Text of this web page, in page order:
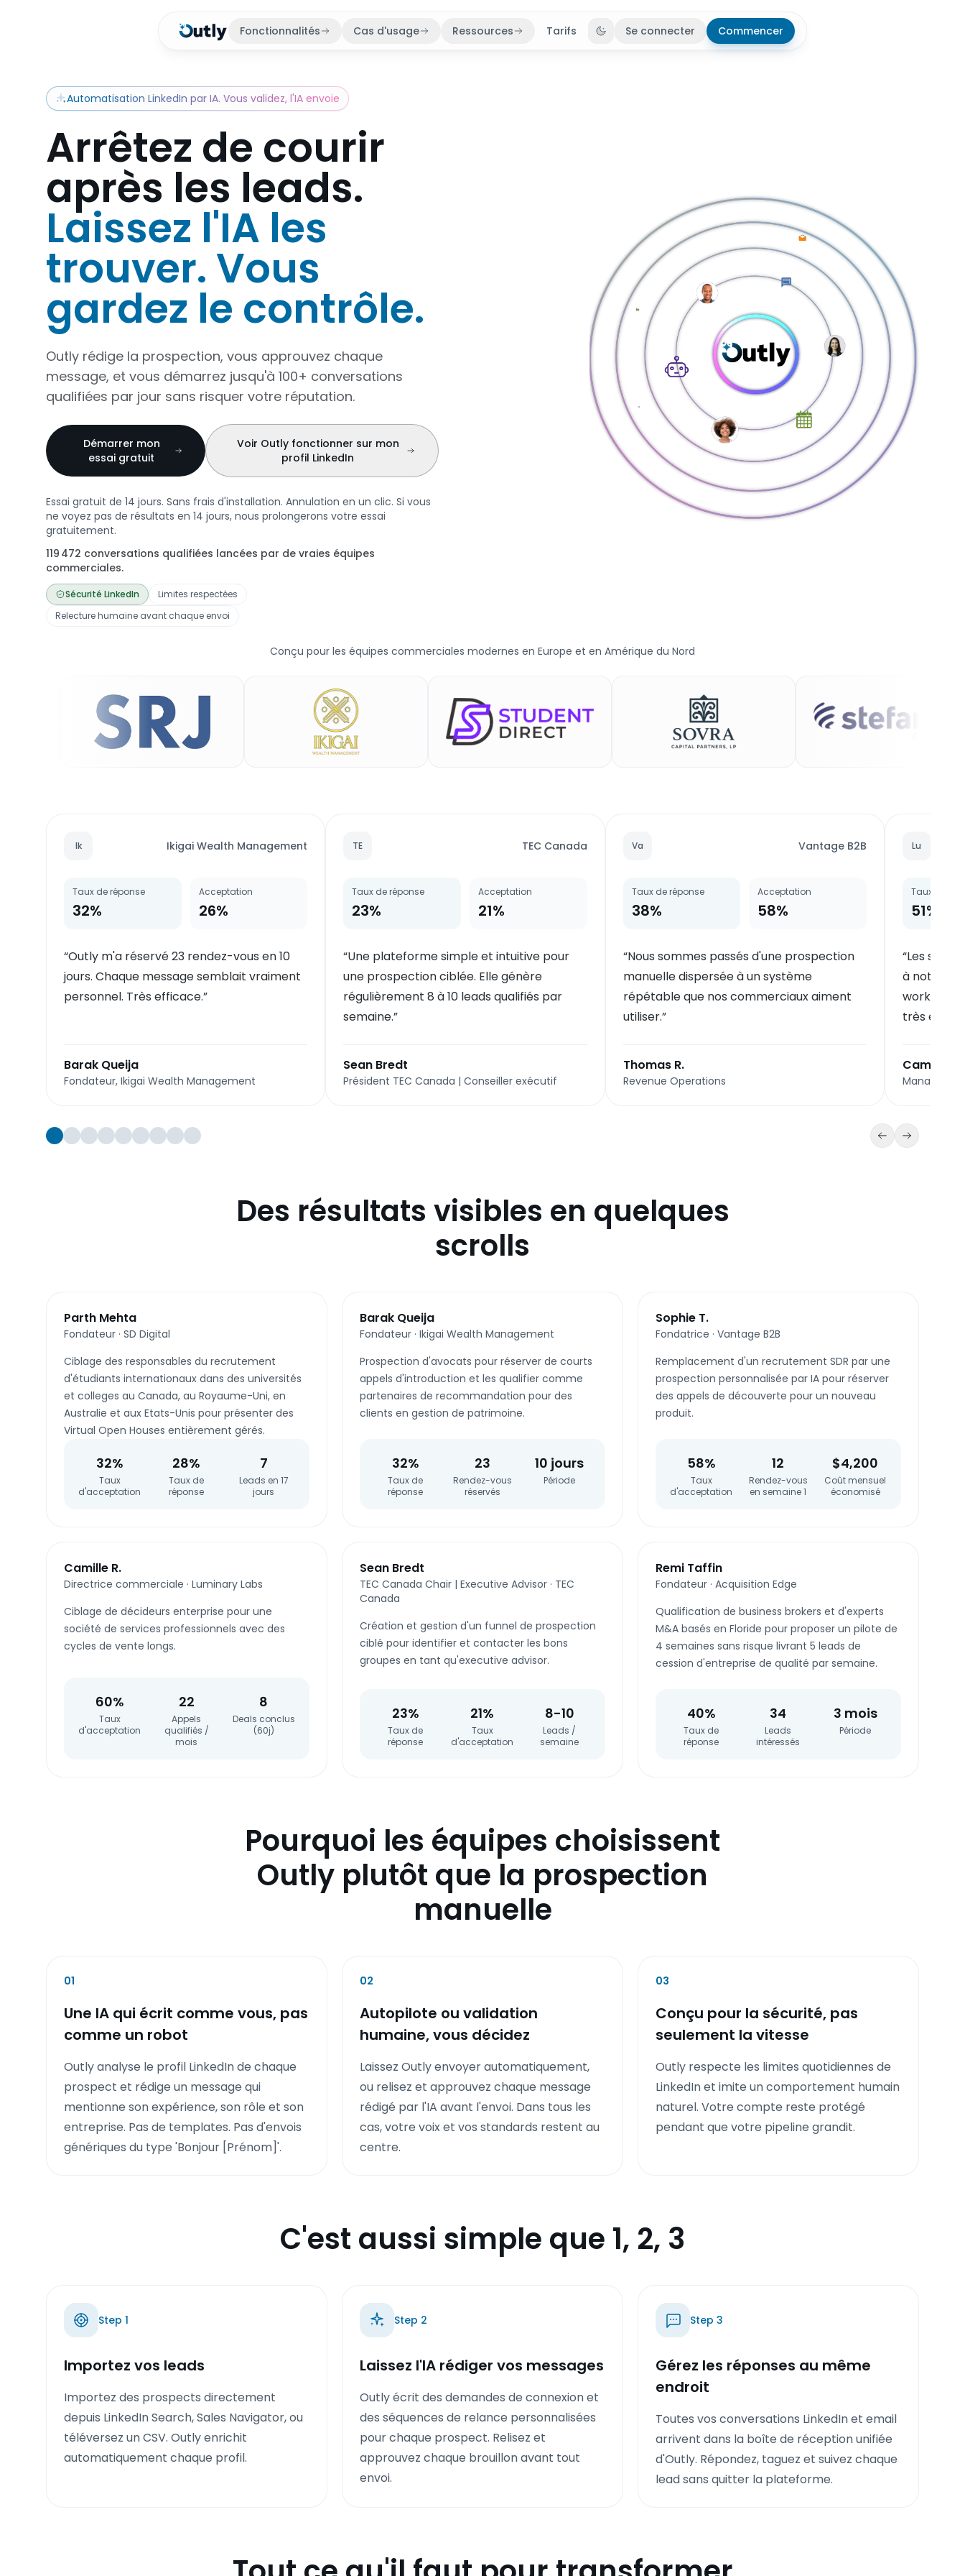
Fonctionnalités Cas d'usage Ressources Tarifs Basculer le thème
Se connecter Commencer
Automatisation LinkedIn par IA. Vous validez, l'IA envoie
Arrêtez de courir
après les leads.
Laissez l'IA les
trouver. Vous
gardez le contrôle.
Outly rédige la prospection, vous approuvez chaque
message, et vous démarrez jusqu'à 100+ conversations
qualifiées par jour sans risquer votre réputation.
Démarrer mon
essai gratuit
Voir Outly fonctionner sur mon
profil LinkedIn
Essai gratuit de 14 jours. Sans frais d'installation. Annulation en un clic. Si vous
ne voyez pas de résultats en 14 jours, nous prolongerons votre essai
gratuitement.
119 472 conversations qualifiées lancées par de vraies équipes
commerciales.
Sécurité LinkedIn
Limites respectées
Relecture humaine avant chaque envoi
Conçu pour les équipes commerciales modernes en Europe et en Amérique du Nord
Ik Ikigai Wealth Management
Taux de réponse
32%
Acceptation
26%
“Outly m'a réservé 23 rendez-vous en 10
jours. Chaque message semblait vraiment
personnel. Très efficace.”
Barak Queija
Fondateur, Ikigai Wealth Management
TE TEC Canada
Taux de réponse
23%
Acceptation
21%
“Une plateforme simple et intuitive pour
une prospection ciblée. Elle génère
régulièrement 8 à 10 leads qualifiés par
semaine.”
Sean Bredt
Président TEC Canada | Conseiller exécutif
Va Vantage B2B
Taux de réponse
38%
Acceptation
58%
“Nous sommes passés d'une prospection
manuelle dispersée à un système
répétable que nos commerciaux aiment
utiliser.”
Thomas R.
Revenue Operations
Lu
Taux de
51%
“Les
à notre
workflow
très
Camille D.
Managing
Des résultats visibles en quelques
scrolls
Parth Mehta
Fondateur · SD Digital
Ciblage des responsables du recrutement
d'étudiants internationaux dans des universités
et colleges au Canada, au Royaume-Uni, en
Australie et aux Etats-Unis pour présenter des
Virtual Open Houses entièrement gérés.
32%
Taux
d'acceptation
28%
Taux de
réponse
7
Leads en 17
jours
Barak Queija
Fondateur · Ikigai Wealth Management
Prospection d'avocats pour réserver de courts
appels d'introduction et les qualifier comme
partenaires de recommandation pour des
clients en gestion de patrimoine.
32%
Taux de
réponse
23
Rendez-vous
réservés
10 jours
Période
Sophie T.
Fondatrice · Vantage B2B
Remplacement d'un recrutement SDR par une
prospection personnalisée par IA pour réserver
des appels de découverte pour un nouveau
produit.
58%
Taux
d'acceptation
12
Rendez-vous
en semaine 1
$4,200
Coût mensuel
économisé
Camille R.
Directrice commerciale · Luminary Labs
Ciblage de décideurs enterprise pour une
société de services professionnels avec des
cycles de vente longs.
60%
Taux
d'acceptation
22
Appels
qualifiés /
mois
8
Deals conclus
(60j)
Sean Bredt
TEC Canada Chair | Executive Advisor · TEC
Canada
Création et gestion d'un funnel de prospection
ciblé pour identifier et contacter les bons
groupes en tant qu'executive advisor.
23%
Taux de
réponse
21%
Taux
d'acceptation
8-10
Leads /
semaine
Remi Taffin
Fondateur · Acquisition Edge
Qualification de business brokers et d'experts
M&A basés en Floride pour proposer un pilote de
4 semaines sans risque livrant 5 leads de
cession d'entreprise de qualité par semaine.
40%
Taux de
réponse
34
Leads
intéressés
3 mois
Période
Pourquoi les équipes choisissent
Outly plutôt que la prospection
manuelle
01
Une IA qui écrit comme vous, pas
comme un robot
Outly analyse le profil LinkedIn de chaque
prospect et rédige un message qui
mentionne son expérience, son rôle et son
entreprise. Pas de templates. Pas d'envois
génériques du type 'Bonjour [Prénom]'.
02
Autopilote ou validation
humaine, vous décidez
Laissez Outly envoyer automatiquement,
ou relisez et approuvez chaque message
rédigé par l'IA avant l'envoi. Dans tous les
cas, votre voix et vos standards restent au
centre.
03
Conçu pour la sécurité, pas
seulement la vitesse
Outly respecte les limites quotidiennes de
LinkedIn et imite un comportement humain
naturel. Votre compte reste protégé
pendant que votre pipeline grandit.
C'est aussi simple que 1, 2, 3
Step 1
Importez vos leads
Importez des prospects directement
depuis LinkedIn Search, Sales Navigator, ou
téléversez un CSV. Outly enrichit
automatiquement chaque profil.
Step 2
Laissez l'IA rédiger vos messages
Outly écrit des demandes de connexion et
des séquences de relance personnalisées
pour chaque prospect. Relisez et
approuvez chaque brouillon avant tout
envoi.
Step 3
Gérez les réponses au même
endroit
Toutes vos conversations LinkedIn et email
arrivent dans la boîte de réception unifiée
d'Outly. Répondez, taguez et suivez chaque
lead sans quitter la plateforme.